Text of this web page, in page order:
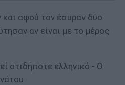
αφού τον έσυραν δύο
αν είναι με το μέρος
οτιδήποτε ελληνικό - Ο